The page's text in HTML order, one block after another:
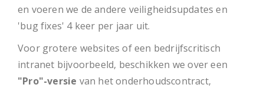
en voeren we de andere veiligheidsupdates en
'bug fixes' 4 keer per jaar uit.
Voor grotere websites of een bedrijfscritisch
intranet bijvoorbeeld, beschikken we over een
"Pro"-versie van het onderhoudscontract,